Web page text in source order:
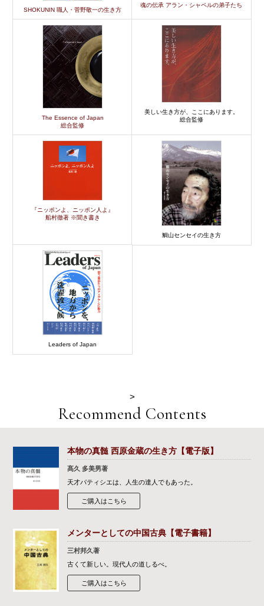
SHOKUNIN 職人・菅野敬一の生き方
魂の伝承 アラン・シャペルの弟子たち
The Essence of Japan
総合監修
美しい生き方が、ここにあります。
総合監修
『ニッポンよ、ニッポン人よ』
船村徹著 ※聞き書き
鯛山センセイの生き方
Leaders of Japan
>
Recommend Contents
本物の真髄 西原金蔵の生き方【電子版】
髙久 多美男著
天才パティシエは、人生の達人でもあった。
ご購入はこちら
メンターとしての中国古典【電子書籍】
三村邦久著
古くて新しい。現代人の道しるべ。
ご購入はこちら